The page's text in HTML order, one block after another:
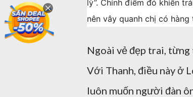
lỳ”. Chính điểm đó khiến
nên vây quanh chị có
Ngoài vẻ đẹp trai, từng
Với Thanh, điều này ở
luôn muốn người đàn